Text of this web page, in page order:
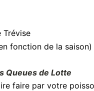
Trévise
fonction de la saison)
Queues de Lotte
faire par votre